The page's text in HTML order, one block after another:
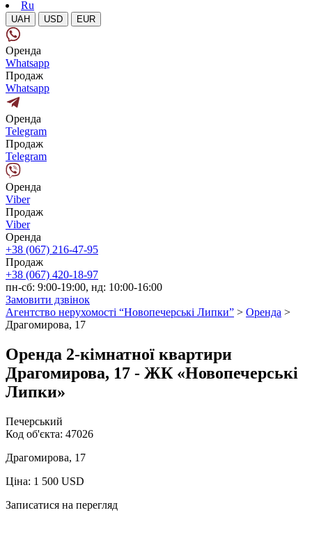
Ru
UAH USD EUR
Оренда
Whatsapp
Продаж
Whatsapp
Оренда
Telegram
Продаж
Telegram
Оренда
Viber
Продаж
Viber
Оренда
+38 (067) 216-47-95
Продаж
+38 (067) 420-18-97
пн-сб: 9:00-19:00, нд: 10:00-16:00
Замовити дзвінок
Агентство нерухомості “Новопечерські Липки” > Оренда >
Драгомирова, 17
Оренда 2-кімнатної квартири
Драгомирова, 17 - ЖК «Новопечерські
Липки»
Печерський
Код об'єкта: 47026
Драгомирова, 17
Ціна: 1 500 USD
Записатися на перегляд